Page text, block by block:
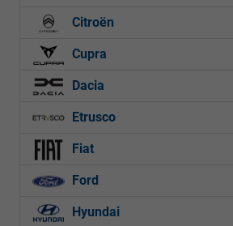
Citroën
Cupra
Dacia
Etrusco
Fiat
Ford
Hyundai